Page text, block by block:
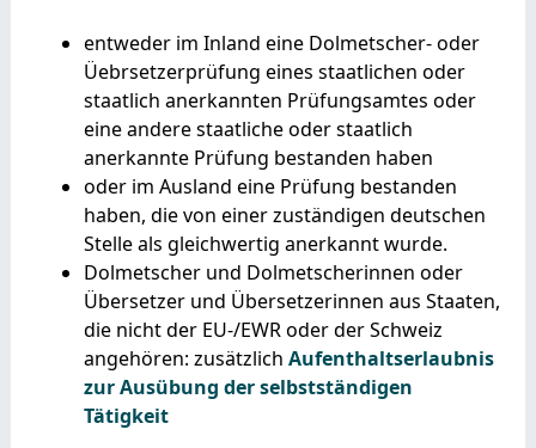
entweder im Inland eine Dolmetscher- oder
Üebrsetzerprüfung eines staatlichen oder
staatlich anerkannten Prüfungsamtes oder
eine andere staatliche oder staatlich
anerkannte Prüfung bestanden haben
oder im Ausland eine Prüfung bestanden
haben, die von einer zuständigen deutschen
Stelle als gleichwertig anerkannt wurde.
Dolmetscher und Dolmetscherinnen oder
Übersetzer und Übersetzerinnen aus Staaten,
die nicht der EU-/EWR oder der Schweiz
angehören: zusätzlich Aufenthaltserlaubnis
zur Ausübung der selbstständigen
Tätigkeit